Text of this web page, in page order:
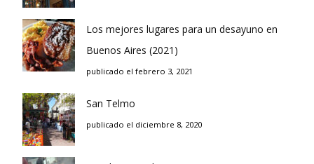
Los mejores lugares para un desayuno en
Buenos Aires (2021)
publicado el febrero 3, 2021
San Telmo
publicado el diciembre 8, 2020